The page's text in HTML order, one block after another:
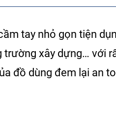
tay nhỏ gọn tiện
xây dựng… với
đồ dùng đem lại an